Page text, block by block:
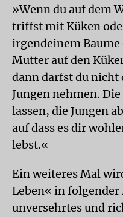
»Wenn du auf dem
triffst mit Küken
irgendeinem Baume
Mutter auf den
dann darfst du nicht
Jungen nehmen.
lassen, die Jungen
auf dass es dir
lebst.«
Ein weiteres Mal
Leben« in
unversehrtes und